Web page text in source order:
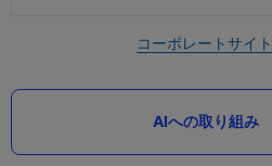
コーポレートサイト
AIへの取り組み